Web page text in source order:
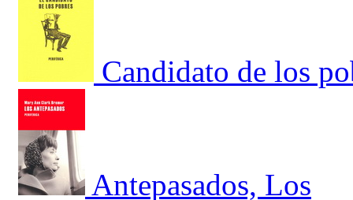
Candidato de los
Antepasados, Los